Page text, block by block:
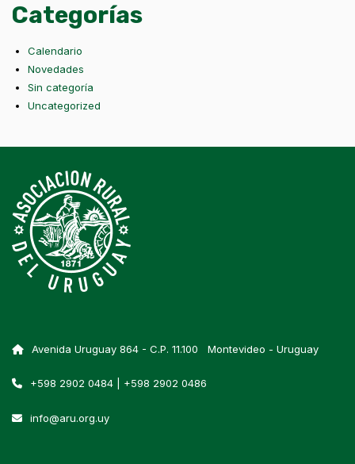
Categorías
Calendario
Novedades
Sin categoría
Uncategorized
Avenida Uruguay 864 - C.P. 11.100 Montevideo - Uruguay
+598 2902 0484 | +598 2902 0486
info@aru.org.uy